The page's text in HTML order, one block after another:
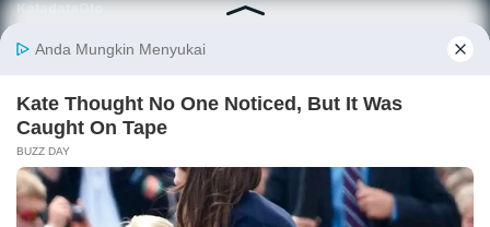
KatadataOto
Email